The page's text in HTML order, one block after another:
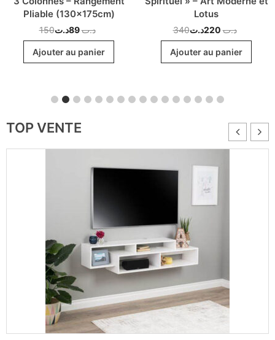
Pliable (130x175cm)
150 د.ت89د.ت
Ajouter au panier
Lotus
340 د.ت 220د.ت
Ajouter au panier
TOP VENTE